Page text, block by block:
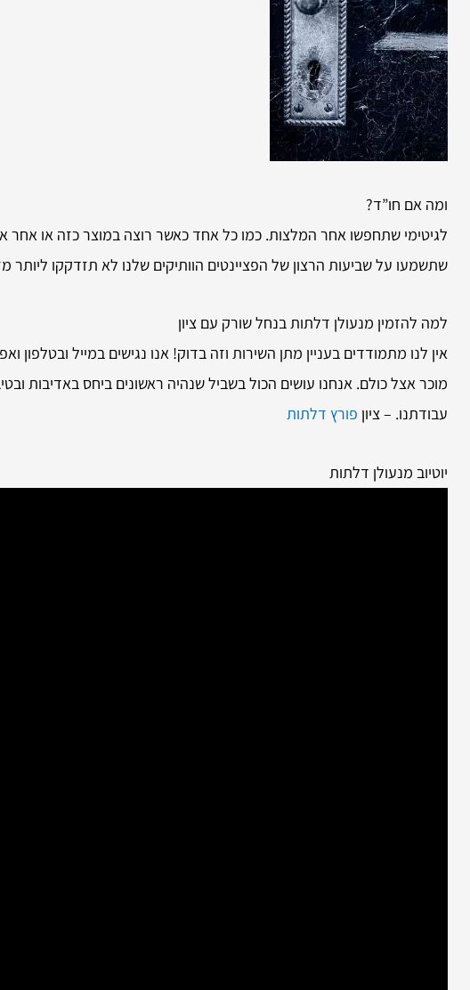
ומה אם חו”ד?
לגיטימי שתחפשו אחר המלצות. כמו כל אחד כאשר רוצה במוצר כזה או אחר
שתשמעו על שביעות הרצון של הפציינטים הוותיקים שלנו לא תזדקקו
למה להזמין מנעולן דלתות בנחל שורק עם ציון
אין לנו מתמודדים בעניין מתן השירות וזה בדוק! אנו נגישים במייל
מוכר אצל כולם. אנחנו עושים הכול בשביל שנהיה ראשונים ביחס באדיבות
עבודתנו. – ציון פורץ דלתות
יוטיוב מנעולן דלתות